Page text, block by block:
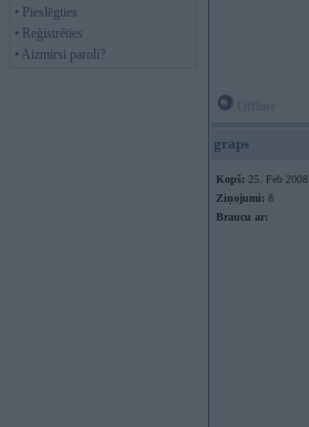
• Pieslēgties
• Reģistrēties
• Aizmirsi paroli?
graps
Kopš: 25. Feb 2008
Ziņojumi: 8
Braucu ar: